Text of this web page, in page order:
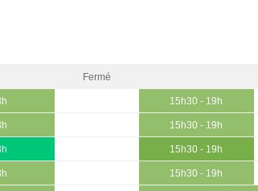
Fermé
15h30 - 19h
15h30 - 19h
15h30 - 19h
15h30 - 19h